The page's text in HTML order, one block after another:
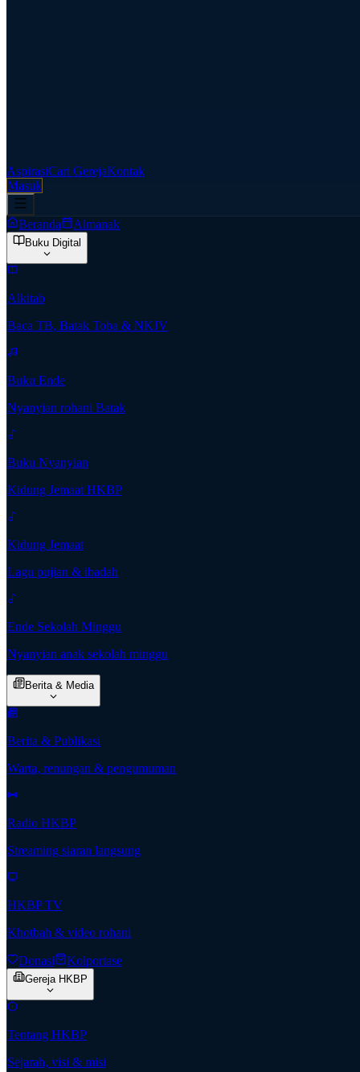
AspirasiCari GerejaKontak
Masuk
Beranda Almanak
Buku Digital
Alkitab
Baca TB, Batak Toba & NKJV
Buku Ende
Nyanyian rohani Batak
Buku Nyanyian
Kidung Jemaat HKBP
Kidung Jemaat
Lagu pujian & ibadah
Ende Sekolah Minggu
Nyanyian anak sekolah minggu
Berita & Media
Berita & Publikasi
Warta, renungan & pengumuman
Radio HKBP
Streaming siaran langsung
HKBP TV
Khotbah & video rohani
Donasi Kolportase
Gereja HKBP
Tentang HKBP
Sejarah, visi & misi